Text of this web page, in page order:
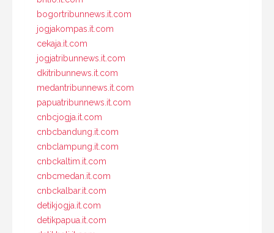
bogortribunnews.it.com
jogjakompas.it.com
cekaja.it.com
jogjatribunnews.it.com
dkitribunnews.it.com
medantribunnews.it.com
papuatribunnews.it.com
cnbcjogja.it.com
cnbcbandung.it.com
cnbclampung.it.com
cnbckaltim.it.com
cnbcmedan.it.com
cnbckalbar.it.com
detikjogja.it.com
detikpapua.it.com